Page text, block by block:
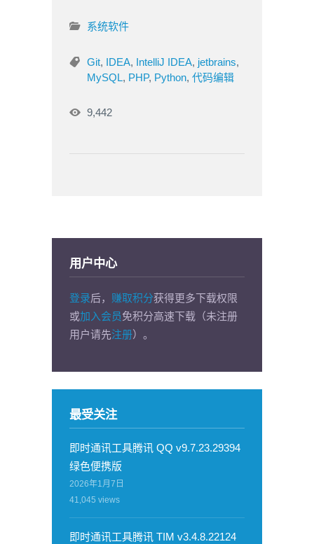
系统软件
Git, IDEA, IntelliJ IDEA, jetbrains,
MySQL, PHP, Python, 代码编辑
9,442
用户中心
登录后， 赚取积分获得更多下载权限
或加入会员免积分高速下载（未注册
用户请先注册）。
最受关注
即时通讯工具腾讯 QQ v9.7.23.29394
绿色便携版
2026年1月7日
41,045 views
即时通讯工具腾讯 TIM v3.4.8.22124